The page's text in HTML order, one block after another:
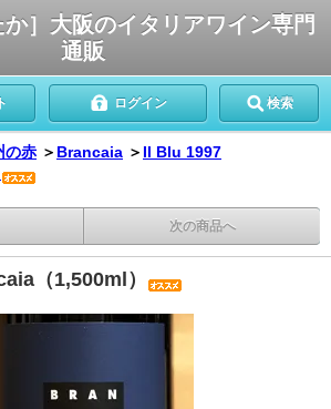
か］大阪のイタリアワイン専門
通販
ログイン 検索
の赤 ＞ Brancaia ＞ Il Blu 1997
次の商品へ
（1,500ml）